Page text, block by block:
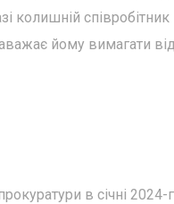
колишній співробітник
йому вимагати
в січні 2024-